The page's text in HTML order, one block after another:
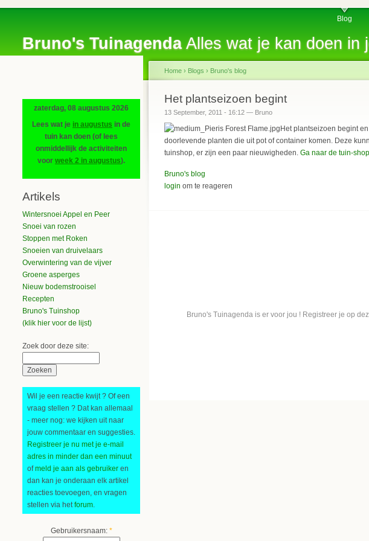
Bruno's TuinagendaAlles wat je kan doen in
Blog
zaterdag, 08 augustus 2026
Lees wat je in augustus in de
tuin kan doen (of lees
onmiddellijk de activiteiten
voor week 2 in augustus).
Artikels
Wintersnoei Appel en Peer
Snoei van rozen
Stoppen met Roken
Snoeien van druivelaars
Overwintering van de vijver
Groene asperges
Nieuw bodemstrooisel
Recepten
Bruno's Tuinshop
(klik hier voor de lijst)
Zoek door deze site:
Wil je een reactie kwijt ? Of een
vraag stellen ? Dat kan allemaal
- meer nog: we kijken uit naar
jouw commentaar en suggesties.
Registreer je nu met je e-mail
adres in minder dan een minuut
ofmeld je aan als gebruiker en
dan kan je onderaan elk artikel
reacties toevoegen, en vragen
stellen via hetforum.
Gebruikersnaam: *
Home › Blogs › Bruno's blog
Het plantseizoen begint
13 September, 2011 - 16:12 — Bruno
Het plantseizoen begint
doorlevende planten die uit pot of container komen. Deze
tuinshop, er zijn een paar nieuwigheden. Ga naar de tuin-
Bruno's blog
login om te reageren
Bruno's Tuinagenda is er voor jou ! Registreer je op